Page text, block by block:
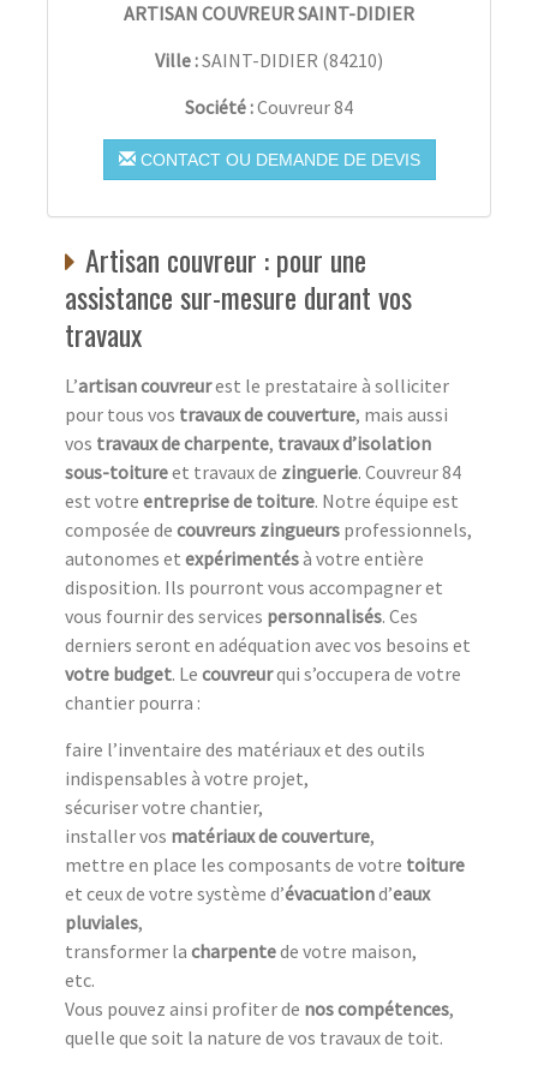
ARTISAN COUVREUR SAINT-DIDIER
Ville :SAINT-DIDIER (84210)
Société :Couvreur 84
CONTACT OU DEMANDE DE DEVIS
Artisan couvreur : pour une
assistance sur-mesure durant vos
travaux
L’artisan couvreurest le prestataire à solliciter
pour tous vos travaux de couverture, mais aussi
vos travaux de charpente, travaux d’isolation
sous-toitureet travaux de zinguerie. Couvreur 84
est votre entreprise de toiture. Notre équipe est
composée de couvreurs zingueurs professionnels,
autonomes et expérimentésà votre entière
disposition. Ils pourront vous accompagner et
vous fournir des services personnalisés. Ces
derniers seront en adéquation avec vos besoins et
votre budget. Le couvreurqui s’occupera de votre
chantier pourra :
faire l’inventaire des matériaux et des outils
indispensables à votre projet,
sécuriser votre chantier,
installer vos matériaux de couverture,
mettre en place les composants de votre toiture
et ceux de votre système d’évacuationd’eaux
pluviales,
transformer la charpentede votre maison,
etc.
Vous pouvez ainsi profiter de nos compétences,
quelle que soit la nature de vos travaux de toit.